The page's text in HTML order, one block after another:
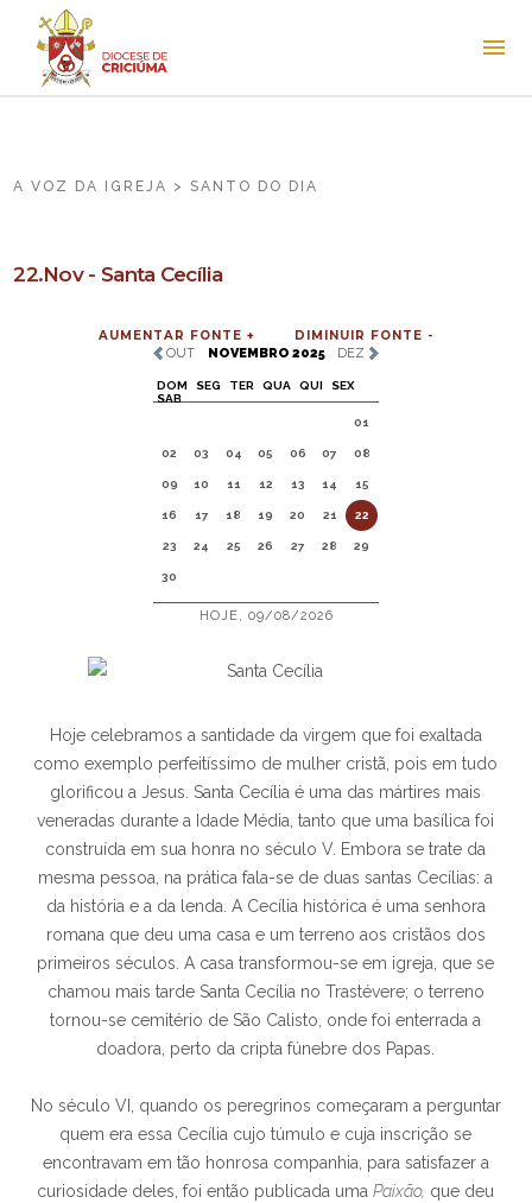
A VOZ DA IGREJA > SANTO DO DIA
22.Nov - Santa Cecília
AUMENTAR FONTE +
DIMINUIR FONTE -
OUT
NOVEMBRO 2025 DEZ
DOM SEG TER QUA QUI
SEX
SAB
01
02 03 04 05 06 07 08
09 10 11 12 13 14 15
16 17 18 19 20 21 22
23 24 25 26 27 28 29
30
HOJE, 09/08/2026
Hoje celebramos a santidade da virgem que foi exaltada
como exemplo perfeitíssimo de mulher cristã, pois em tudo
glorificou a Jesus. Santa Cecília é uma das mártires mais
veneradas durante a Idade Média, tanto que uma basílica foi
construída em sua honra no século V. Embora se trate da
mesma pessoa, na prática fala-se de duas santas Cecílias: a
da história e a da lenda. A Cecília histórica é uma senhora
romana que deu uma casa e um terreno aos cristãos dos
primeiros séculos. A casa transformou-se em igreja, que se
chamou mais tarde Santa Cecília no Trastévere; o terreno
tornou-se cemitério de São Calisto, onde foi enterrada a
doadora, perto da cripta fúnebre dos Papas.
No século VI, quando os peregrinos começaram a perguntar
quem era essa Cecília cujo túmulo e cuja inscrição se
encontravam em tão honrosa companhia, para satisfazer a
curiosidade deles, foi então publicada umaPaixão, que deu